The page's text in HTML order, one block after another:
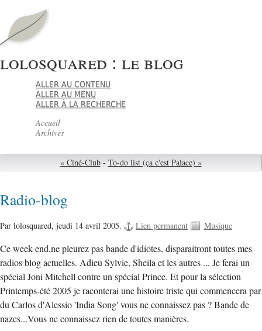
lolosquared : le blog
ALLER AU CONTENU
ALLER AU MENU
ALLER À LA RECHERCHE
Accueil
Archives
« Ciné-Club - To-do list (ça c'est Palace) »
Radio-blog
Par lolosquared, jeudi 14 avril 2005. Lien permanent Musique
Ce week-end,ne pleurez pas bande d'idiotes, disparaitront toutes mes
radios blog actuelles. Adieu Sylvie, Sheila et les autres ... Je ferai un
spécial Joni Mitchell contre un spécial Prince. Et pour la sélection
Printemps-été 2005 je raconterai une histoire triste qui commencera par
du Carlos d'Alessio 'India Song' vous ne connaissez pas ? Bande de
nazes...Vous ne connaissez rien de toutes manières.